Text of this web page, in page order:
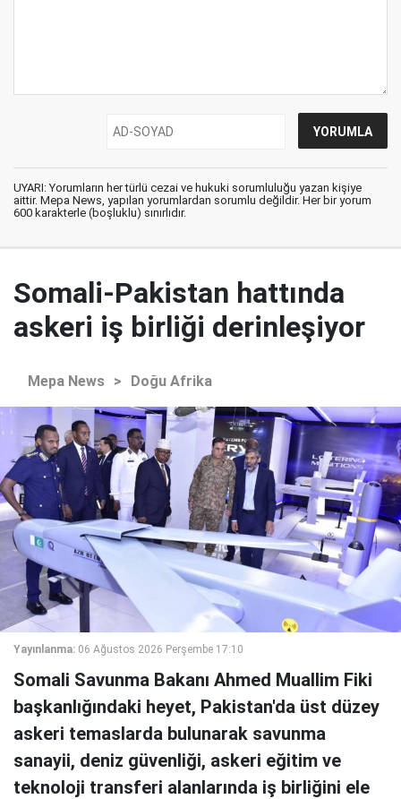
UYARI: Yorumların her türlü cezai ve hukuki sorumluluğu yazan kişiye
aittir. Mepa News, yapılan yorumlardan sorumlu değildir. Her bir yorum
600 karakterle (boşluklu) sınırlıdır.
Somali-Pakistan hattında
askeri iş birliği derinleşiyor
Mepa News > Doğu Afrika
Yayınlanma: 06 Ağustos 2026 Perşembe 17:10
Somali Savunma Bakanı Ahmed Muallim Fiki
başkanlığındaki heyet, Pakistan'da üst düzey
askeri temaslarda bulunarak savunma
sanayii, deniz güvenliği, askeri eğitim ve
teknoloji transferi alanlarında iş birliğini ele